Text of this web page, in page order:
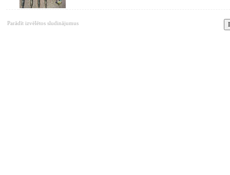
Parādīt izvēlētos sludinājumus